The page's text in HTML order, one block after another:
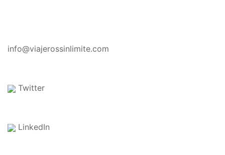
info@viajerossinlimite.com
Twitter
LinkedIn